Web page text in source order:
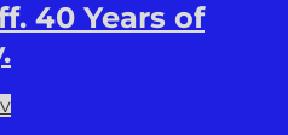
40 Years of